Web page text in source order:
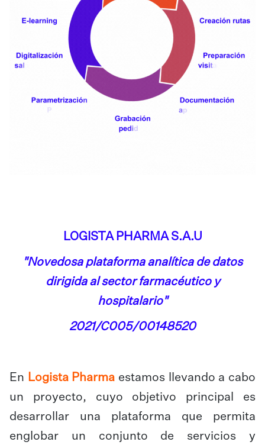
LOGISTA PHARMA S.A.U
"Novedosa plataforma analítica de datos
dirigida al sector farmacéutico y
hospitalario"
2021/C005/00148520
En Logista Pharma estamos llevando a cabo
un proyecto, cuyo objetivo principal es
desarrollar una plataforma que permita
englobar un conjunto de servicios y